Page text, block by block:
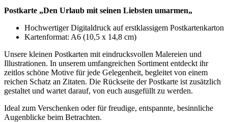
Postkarte „Den Urlaub mit seinen Liebsten umarmen„
Hochwertiger Digitaldruck auf erstklassigem Postkartenkarton
Kartenformat: A6 (10,5 x 14,8 cm)
Unsere kleinen Postkarten mit eindrucksvollen Malereien und
Illustrationen. In unserem umfangreichen Sortiment entdeckt ihr
zeitlos schöne Motive für jede Gelegenheit, begleitet von einem
reichen Schatz an Zitaten. Die Rückseite der Postkarte ist zusätzlich
gestaltet und wartet darauf, von euch ausgefüllt zu werden.
Ideal zum Verschenken oder für freudige, entspannte, besinnliche
Augenblicke beim Betrachten.